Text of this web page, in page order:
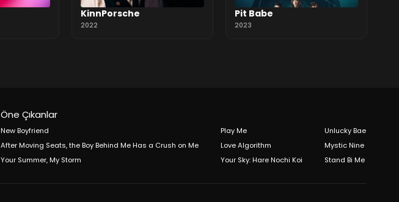
KinnPorsche
2022
Pit Babe
2023
Öne Çıkanlar
New Boyfriend
After Moving Seats, the Boy Behind Me Has a Crush on Me
Your Summer, My Storm
Play Me
Love Algorithm
Your Sky: Hare Nochi Koi
Unlucky Bae
Mystic Nine
Stand Bi Me